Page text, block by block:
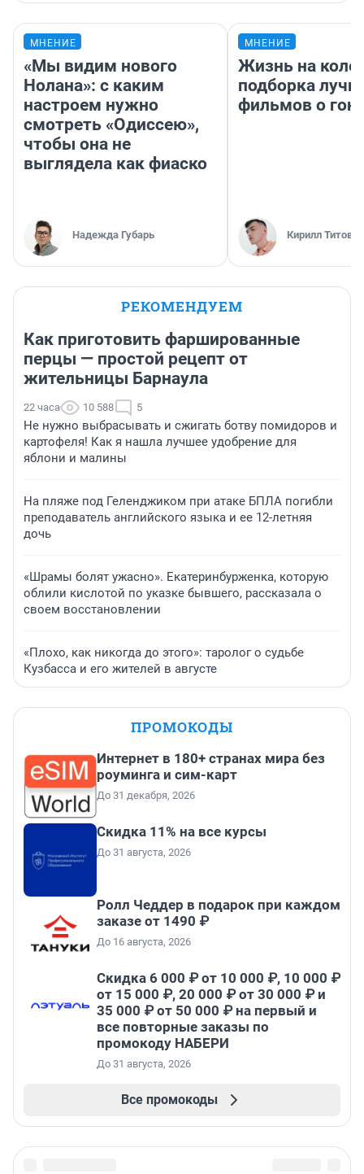
МНЕНИЕ
«Мы видим нового
Нолана»: с каким
настроем нужно
смотреть «Одиссею»,
чтобы она не
выглядела как фиаско
Надежда Губарь
МНЕНИЕ
Жизнь на
подборка
фильмов о
Кирилл Титов
РЕКОМЕНДУЕМ
Как приготовить фаршированные
перцы — простой рецепт от
жительницы Барнаула
22 часа 10 588 5
Не нужно выбрасывать и сжигать ботву помидоров и
картофеля! Как я нашла лучшее удобрение для
яблони и малины
На пляже под Геленджиком при атаке БПЛА погибли
преподаватель английского языка и ее 12-летняя
дочь
«Шрамы болят ужасно». Екатеринбурженка, которую
облили кислотой по указке бывшего, рассказала о
своем восстановлении
«Плохо, как никогда до этого»: таролог о судьбе
Кузбасса и его жителей в августе
ПРОМОКОДЫ
Интернет в 180+ странах мира без
роуминга и сим-карт
До 31 декабря, 2026
Скидка 11% на все курсы
До 31 августа, 2026
Ролл Чеддер в подарок при каждом
заказе от 1490 ₽
До 16 августа, 2026
Скидка 6 000 ₽ от 10 000 ₽, 10 000 ₽
от 15 000 ₽, 20 000 ₽ от 30 000 ₽ и
35 000 ₽ от 50 000 ₽ на первый и
все повторные заказы по
промокоду НАБЕРИ
До 31 августа, 2026
Все промокоды